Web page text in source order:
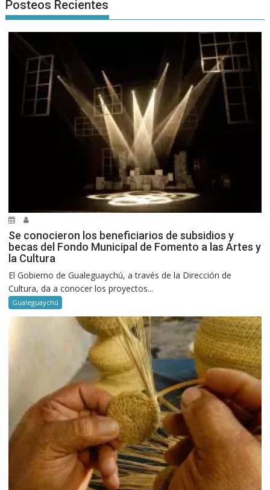
Posteos Recientes
Se conocieron los beneficiarios de subsidios y
becas del Fondo Municipal de Fomento a las Artes y
la Cultura
El Gobierno de Gualeguaychú, a través de la Dirección de
Cultura, da a conocer los proyectos...
Gualeguaychú